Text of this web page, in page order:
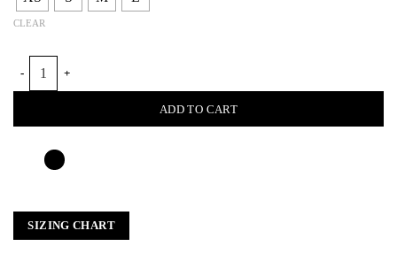
CLEAR
ADD TO CART
SIZING CHART